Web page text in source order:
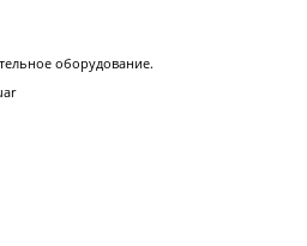
оборудование.